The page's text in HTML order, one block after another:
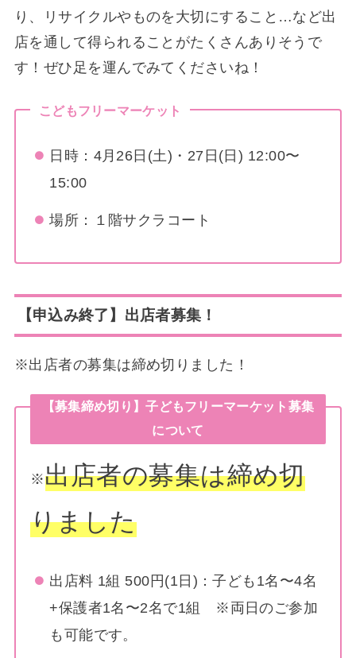
り、リサイクルやものを大切にすること…など出
店を通して得られることがたくさんありそうで
す！ぜひ足を運んでみてくださいね！
こどもフリーマーケット
日時：4月26日(土)・27日(日) 12:00〜
15:00
場所：１階サクラコート
【申込み終了】出店者募集！
※出店者の募集は締め切りました！
【募集締め切り】子どもフリーマーケット募集
について
※出店者の募集は締め切
りました
出店料 1組 500円(1日)：子ども1名〜4名
+保護者1名〜2名で1組 ※両日のご参加
も可能です。